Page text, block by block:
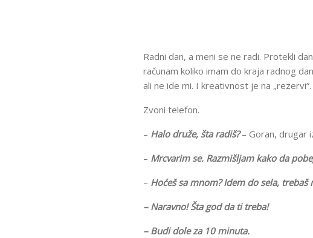
Radni dan, a meni se ne radi. Protekli
računam koliko imam do kraja radnog
ali ne ide mi. I kreativnost je na „rezervi“.
Zvoni telefon.
– Halo druže, šta radiš?– Goran, drugar
– Mrcvarim se. Razmišljam kako da
– Hoćeš sa mnom? Idem do sela, trebaš
– Naravno! Šta god da ti treba!
– Budi dole za 10 minuta.